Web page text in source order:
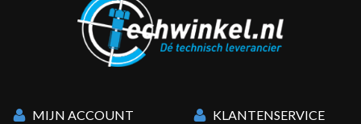
MIJN ACCOUNT KLANTENSERVICE